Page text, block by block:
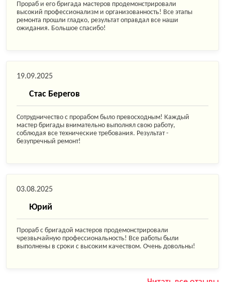
Прораб и его бригада мастеров продемонстрировали
высокий профессионализм и организованность! Все этапы
ремонта прошли гладко, результат оправдал все наши
ожидания. Большое спасибо!
19.09.2025
Стас Берегов
Сотрудничество с прорабом было превосходным! Каждый
мастер бригады внимательно выполнял свою работу,
соблюдая все технические требования. Результат -
безупречный ремонт!
03.08.2025
Юрий
Прораб с бригадой мастеров продемонстрировали
чрезвычайную профессиональность! Все работы были
выполнены в сроки с высоким качеством. Очень довольны!